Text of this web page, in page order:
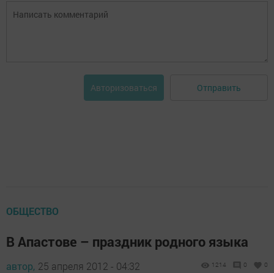
Авторизоваться Отправить
ОБЩЕСТВО
В Апастове – праздник родного языка
автор, 25 апреля 2012 - 04:32 1214 0 0